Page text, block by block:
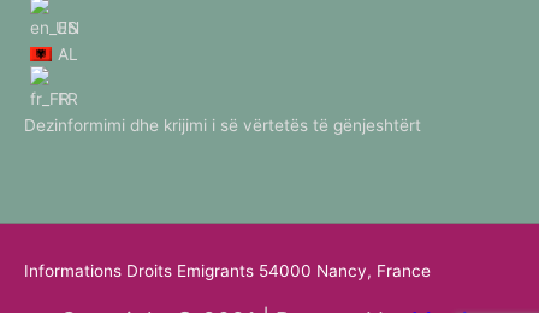
EN
AL
FR
Dezinformimi dhe krijimi i së vërtetës të gënjeshtërt
Informations Droits Emigrants 54000 Nancy, France